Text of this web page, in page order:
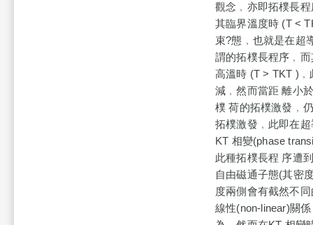
觀念﹐亦即拓樸長
其臨界溫度時 (T <
束?態﹐也就是在超
謂的拓樸長程序﹐
高溫時 (T > TKT
減﹐然而當距 離小
樸 荷的拓樸激發﹐
拓樸激發﹐此即在
KT 相變(phase
此種拓樸長程 序遭
自由磁通子態(其密
度兩側會有截然不
線性(non-linear)關